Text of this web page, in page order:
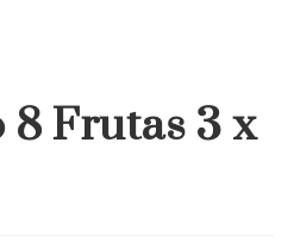
8 Frutas 3 x